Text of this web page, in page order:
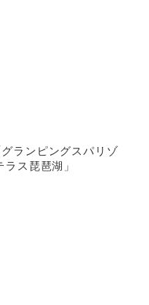
グランピングスパリゾ
ス琵琶湖」